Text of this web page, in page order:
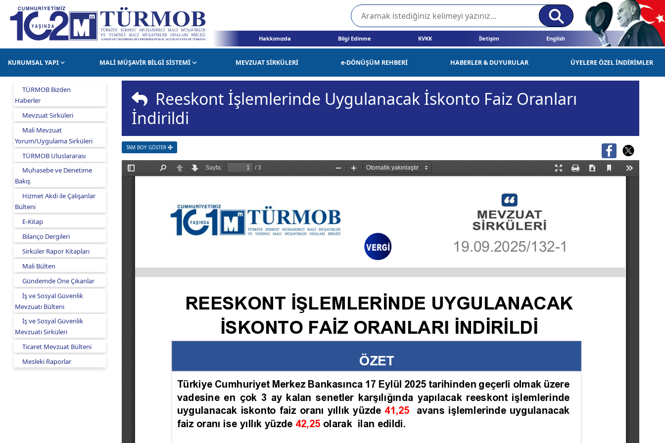
Hakkımızda Bilgi Edinme KVKK İletişim English
KURUMSAL YAPI MALİ MÜŞAVİR BİLGİ SİSTEMİ MEVZUAT SİRKÜLERİ e-DÖNÜŞÜM REHBERİ HABERLER & DUYURULAR ÜYELERE ÖZEL İNDİRİMLER
TÜRMOB Bizden
Haberler
Mevzuat Sirküleri
Mali Mevzuat
Yorum/Uygulama Sirküleri
TÜRMOB Uluslararası
Muhasebe ve Denetime
Bakış
Hizmet Akdi ile Çalışanlar
Bülteni
E-Kitap
Bilanço Dergileri
Sirküler Rapor Kitapları
Mali Bülten
Gündemde Öne Çıkanlar
İş ve Sosyal Güvenlik
Mevzuatı Bülteni
İş ve Sosyal Güvenlik
Mevzuatı Sirküleri
Ticaret Mevzuat Bülteni
Mesleki Raporlar
Reeskont İşlemlerinde Uygulanacak İskonto Faiz Oranları
İndirildi
TAM BOY GÖSTER